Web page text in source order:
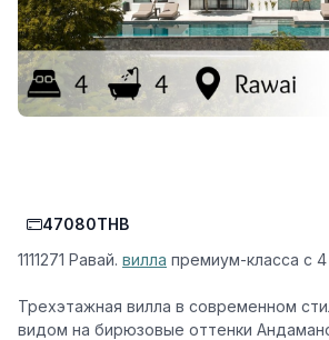
47080THB
1111271 Равай. вилла премиум-класса с
Трехэтажная вилла в современном
видом на бирюзовые оттенки